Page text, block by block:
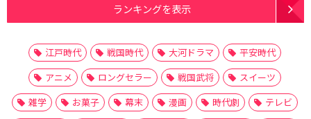
ランキングを表示
江戸時代 戦国時代 大河ドラマ
平安時代
アニメ
ロングセラー 戦国武将
スイーツ
雑学
お菓子 幕末 漫画 時代劇
テレビ